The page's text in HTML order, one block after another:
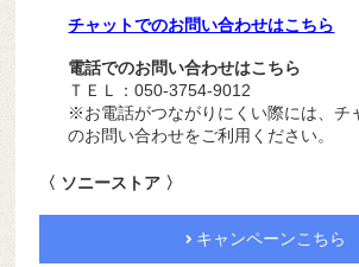
チャットでのお問い合わせはこちら
電話でのお問い合わせはこちら
ＴＥＬ：050-3754-9012
※お電話がつながりにくい際には、チ
のお問い合わせをご利用ください。
〈 ソニーストア 〉
キャンペーンこちら